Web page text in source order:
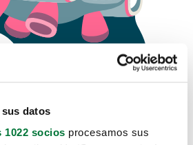
datos
1022 socios procesamos sus